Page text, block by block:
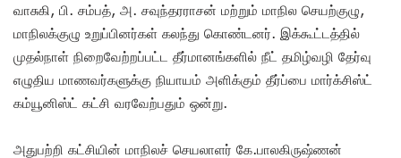
வாசுகி, பி. சம்பத், அ. சவுந்தரராசன் மற்றும் மாநில செயற்குழு,
மாநிலக்குழு உறுப்பினர்கள் கலந்து கொண்டனர். இக்கூட்டத்தில்
முதல்நாள் நிறைவேற்றப்பட்ட தீர்மானங்களில் நீட் தமிழ்வழி தேர்வு
எழுதிய மாணவர்களுக்கு நியாயம் அளிக்கும் தீர்ப்பை மார்க்சிஸ்ட்
கம்யூனிஸ்ட் கட்சி வரவேற்பதும் ஒன்று.
அதுபற்றி கட்சியின் மாநிலச் செயலாளர் கே.பாலகிருஷ்ணன்